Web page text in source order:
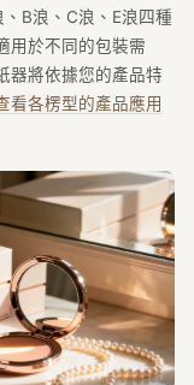
B浪、C浪、E浪四種
用於不同的包裝需
器將依據您的產品特
看各楞型的產品應用